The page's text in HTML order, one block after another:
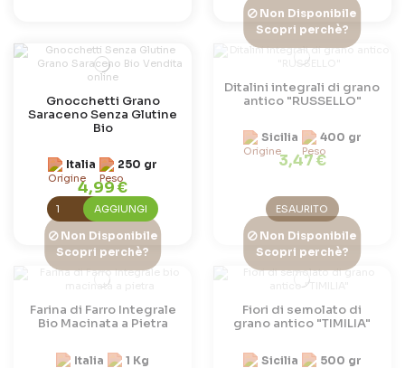
Gnocchetti Grano
Saraceno Senza Glutine
Bio
Italia 250 gr
4,99 €
AGGIUNGI
Non Disponibile
Scopri perchè?
Ditalini integrali di grano
antico "RUSSELLO"
Sicilia 400 gr
3,47 €
ESAURITO
Non Disponibile
Scopri perchè?
Farina di Farro Integrale
Bio Macinata a Pietra
Italia 1 Kg
Non Disponibile
Scopri perchè?
Fiori di semolato di
grano antico "TIMILIA"
Sicilia 500 gr